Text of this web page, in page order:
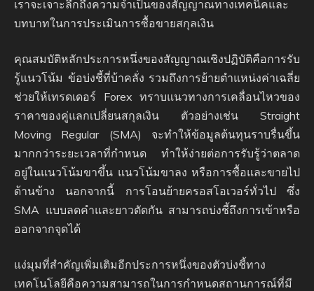
เราจะเจาะลึกถึงความจำเป็นของสัญญาณทางเทคนิคและ
บทบาทในการประเมินการซื้อขายสกุลเงิน
คุณสมบัติหลักประการหนึ่งของสัญญาณเชิงปฏิบัติคือการรับ
รู้แนวโน้ม ข้อบ่งชี้ที่บ้าคลั่ง รวมถึงการย้ายตำแหน่งค่าเฉลี่ย
ช่วยให้เทรดเดอร์ Forex ทราบแนวทางการเคลื่อนไหวของ
ราคาของคู่แลกเปลี่ยนสกุลเงิน ตัวอย่างเช่น Straight
Moving Regular (SMA) จะทำให้ข้อมูลต้นทุนราบรื่นขึ้น
มากกว่าระยะเวลาที่กำหนด ทำให้ง่ายต่อการรับรู้ว่าตลาด
อยู่ในแนวโน้มขาขึ้น แนวโน้มขาลง หรือการซื้อและขายไป
ด้านข้าง นอกจากนี้ การโอนย้ายครอสโอเวอร์ทั่วไป ซึ่ง
SMA แบบลดคำและยาวตัดกัน สามารถบ่งชี้ถึงการเข้าหรือ
ออกจากจุดได้
แง่มุมที่สำคัญเพิ่มเติมอีกประการหนึ่งของตัวบ่งชี้ทาง
เทคโนโลยีคือความสามารถในการกำหนดสถานการณ์ที่มี